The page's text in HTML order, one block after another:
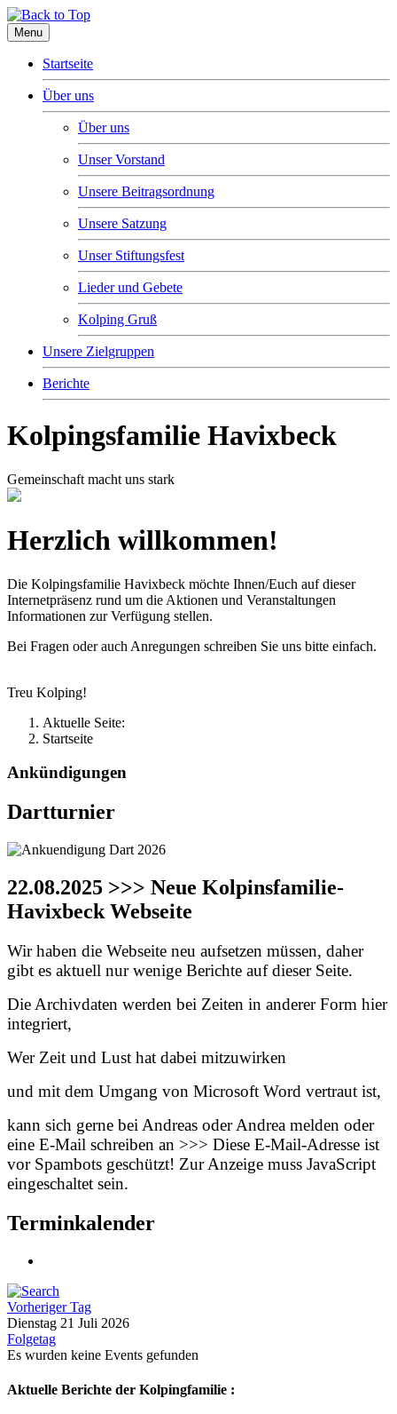
Menu
Startseite
Über uns
Über uns
Unser Vorstand
Unsere Beitragsordnung
Unsere Satzung
Unser Stiftungsfest
Lieder und Gebete
Kolping Gruß
Unsere Zielgruppen
Berichte
Kolpingsfamilie Havixbeck
Gemeinschaft macht uns stark
Herzlich willkommen!
Die Kolpingsfamilie Havixbeck möchte Ihnen/Euch auf dieser
Internetpräsenz rund um die Aktionen und Veranstaltungen
Informationen zur Verfügung stellen.
Bei Fragen oder auch Anregungen schreiben Sie uns bitte einfach.
Treu Kolping!
Aktuelle Seite:
Startseite
Ankündigungen
Dartturnier
22.08.2025 >>> Neue Kolpinsfamilie-
Havixbeck Webseite
Wir haben die Webseite neu aufsetzen müssen, daher
gibt es aktuell nur wenige Berichte auf dieser Seite.
Die Archivdaten werden bei Zeiten in anderer Form hier
integriert,
Wer Zeit und Lust hat dabei mitzuwirken
und mit dem Umgang von Microsoft Word vertraut ist,
kann sich gerne bei Andreas oder Andrea melden oder
eine E-Mail schreiben an >>> Diese E-Mail-Adresse ist
vor Spambots geschützt! Zur Anzeige muss JavaScript
eingeschaltet sein.
Terminkalender
Vorheriger Tag
Dienstag 21 Juli 2026
Folgetag
Es wurden keine Events gefunden
Aktuelle Berichte der Kolpingfamilie :